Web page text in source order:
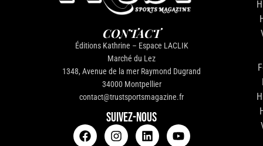
CONTACT
Éditions Kathrine – Espace LACLIK
Marché du Lez
1348, Avenue de la mer Raymond Dugrand
34000 Montpellier
contact@trustsportsmagazine.fr
SUIVEZ-NOUS